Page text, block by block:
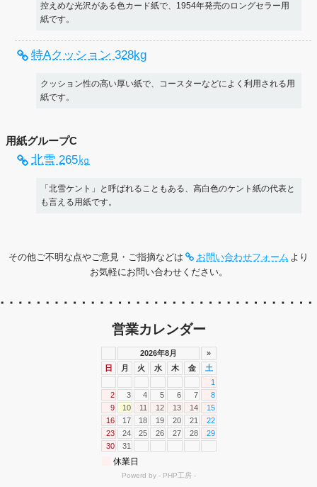
控えめな光沢がある色カード紙で、1954年発売のロングセラー用
紙です。
特Aクッション 328kg
クッション性の高い厚い紙で、コースターなどによく利用される用
紙です。
用紙グループC
北雪 265㎏
「北雪ケント」と呼ばれることもある、高白色のケント紙の代表と
も言える用紙です。
その他ご不明な点やご意見・ご指摘などは お問い合わせフォーム より
お気軽にお問い合わせください。
営業カレンダー